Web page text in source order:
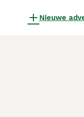
Nieuwe